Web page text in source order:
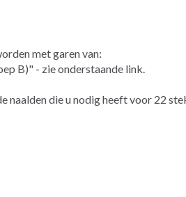
met garen van:
B)" - zie onderstaande link.
naalden die u nodig heeft voor 22